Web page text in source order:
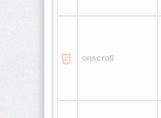
onscroll